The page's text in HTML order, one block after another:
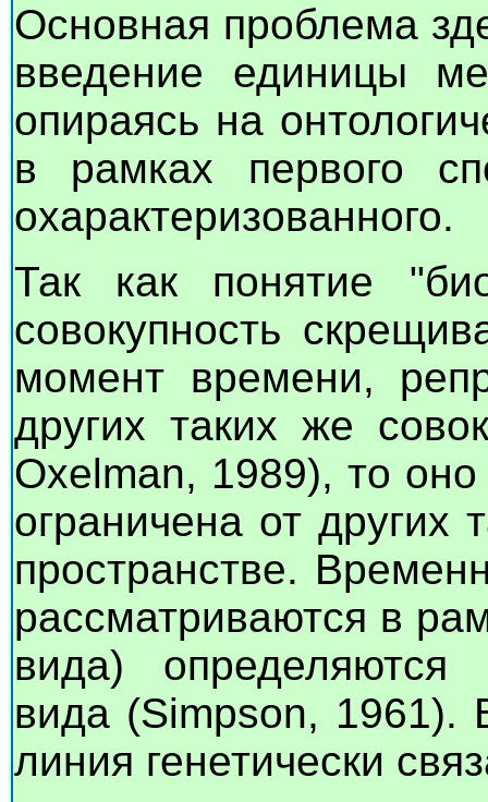
Основная проблема
введение единицы
опираясь на
в рамках первого
охарактеризованного.
Так как понятие
совокупность
момент времени,
других таких же
Oxelman, 1989), то оно
ограничена от других
пространстве.
рассматриваются в
вида) определяются
вида (Simpson, 1961).
линия генетически